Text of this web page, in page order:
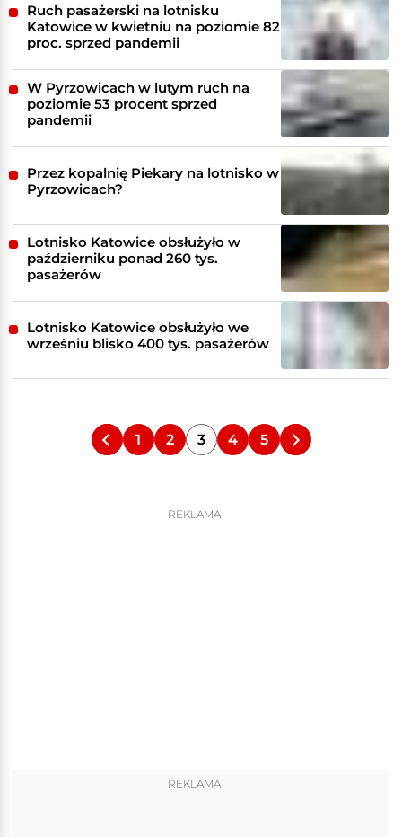
Ruch pasażerski na lotnisku
Katowice w kwietniu na poziomie 82
proc. sprzed pandemii
W Pyrzowicach w lutym ruch na
poziomie 53 procent sprzed
pandemii
Przez kopalnię Piekary na lotnisko w
Pyrzowicach?
Lotnisko Katowice obsłużyło w
październiku ponad 260 tys.
pasażerów
Lotnisko Katowice obsłużyło we
wrześniu blisko 400 tys. pasażerów
1 2 3 4 5
REKLAMA
REKLAMA